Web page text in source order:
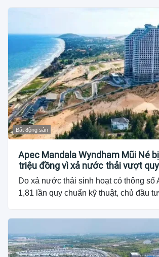
Bất động sản
Apec Mandala Wyndham Mũi Né
triệu đồng vì xả nước thải vượt
Do xả nước thải sinh hoạt có thông số
1,81 lần quy chuẩn kỹ thuật, chủ đầu